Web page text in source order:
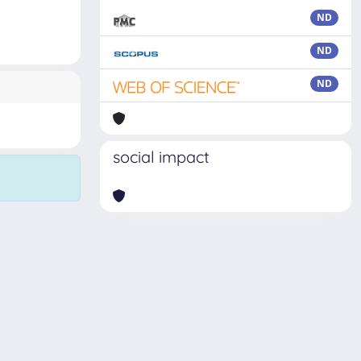
ND
ND
ND
social impact